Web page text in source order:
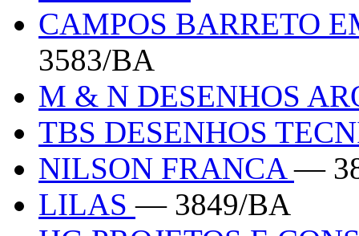
CAMPOS BARRETO
3583/BA
M & N DESENHOS
TBS DESENHOS
NILSON FRANCA—
LILAS— 3849/BA